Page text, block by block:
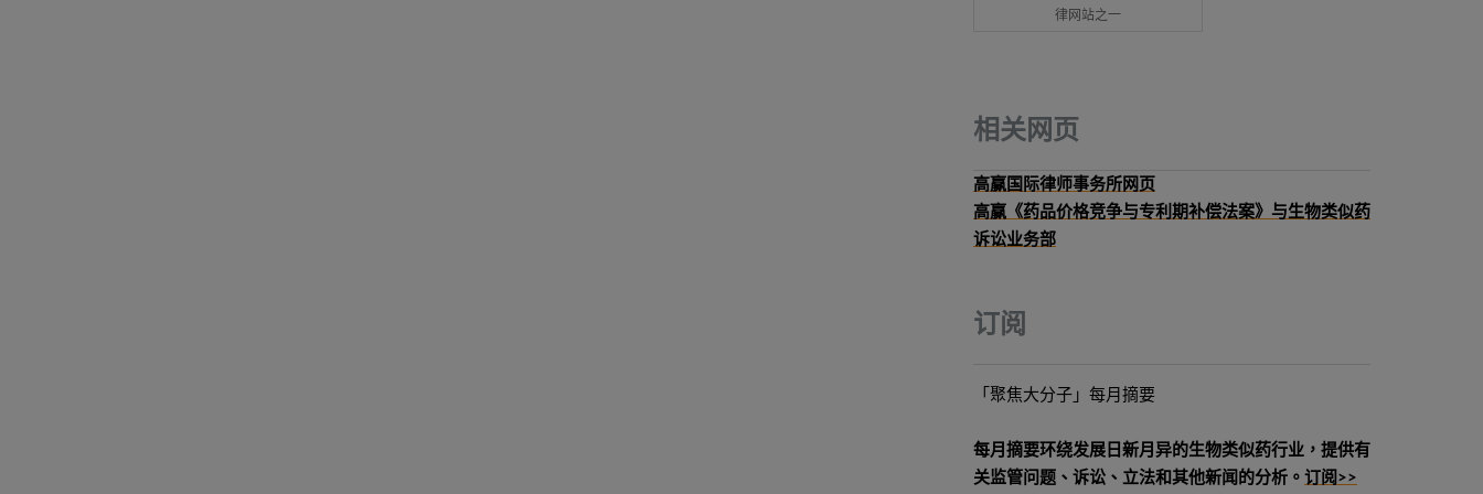
律网站之一
相关网页
高赢国际律师事务所网页
高赢《药品价格竞争与专利期补偿法案》与生物类似药
诉讼业务部
订阅
「聚焦大分子」每月摘要
每月摘要环绕发展日新月异的生物类似药行业，提供有
关监管问题、诉讼、立法和其他新闻的分析。 订阅>>